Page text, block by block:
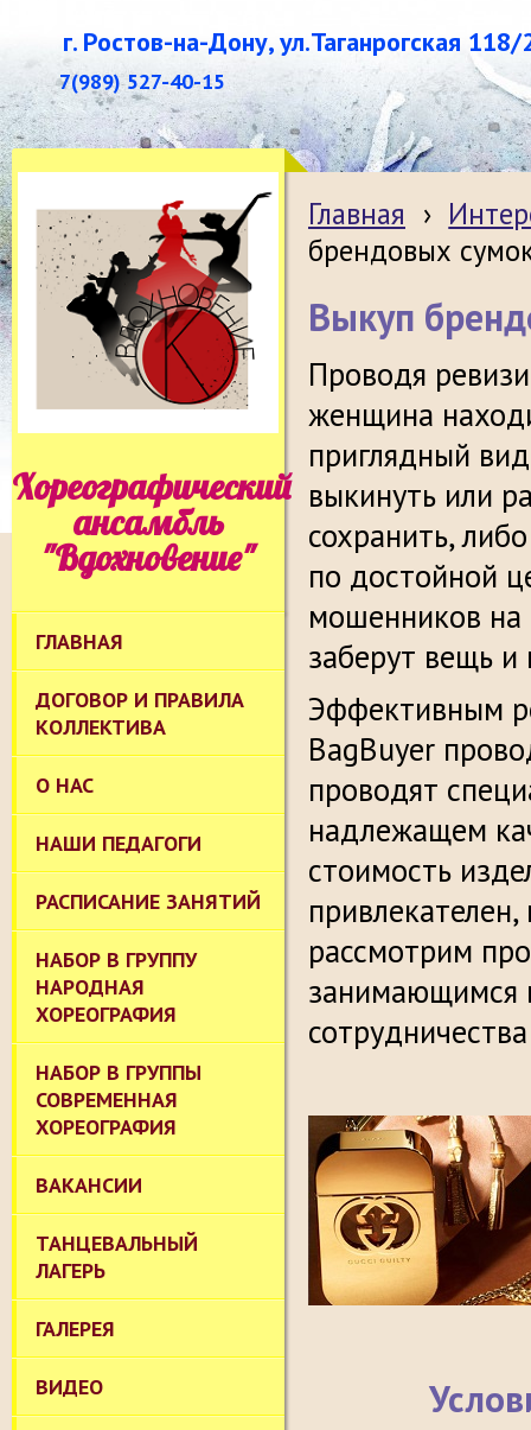
г. Ростов-на-Дону, ул.Таганрогская 118/
7(989) 527-40-15
Хореографический
ансамбль
"Вдохновение"
ГЛАВНАЯ
ДОГОВОР И ПРАВИЛА
КОЛЛЕКТИВА
О НАС
НАШИ ПЕДАГОГИ
РАСПИСАНИЕ ЗАНЯТИЙ
НАБОР В ГРУППУ
НАРОДНАЯ
ХОРЕОГРАФИЯ
НАБОР В ГРУППЫ
СОВРЕМЕННАЯ
ХОРЕОГРАФИЯ
ВАКАНСИИ
ТАНЦЕВАЛЬНЫЙ
ЛАГЕРЬ
ГАЛЕРЕЯ
ВИДЕО
Главная ›
брендовых
Выкуп
Проводя
женщина
приглядный
выкинуть или
сохранить,
по достойной
мошенников на
заберут вещь и
Эффективным
BagBuyer
проводят
надлежащем
стоимость
рассмотрим
занимающимся